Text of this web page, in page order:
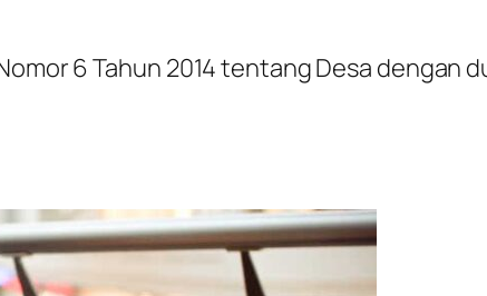
6 Tahun 2014 tentang Desa dengan